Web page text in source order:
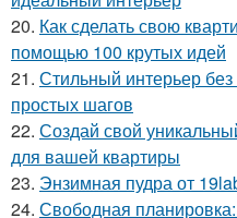
20. Как сделать свою
помощью 100 крутых идей
21. Стильный интерьер
простых шагов
22. Создай свой
для вашей квартиры
23. Энзимная пудра от
24. Свободная